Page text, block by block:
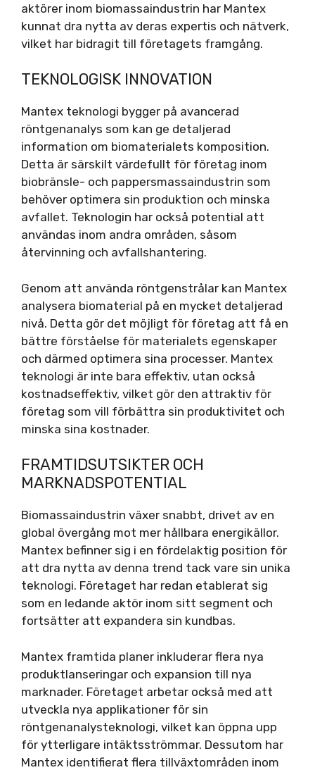
aktörer inom biomassaindustrin har Mantex
kunnat dra nytta av deras expertis och nätverk,
vilket har bidragit till företagets framgång.
TEKNOLOGISK INNOVATION
Mantex teknologi bygger på avancerad
röntgenanalys som kan ge detaljerad
information om biomaterialets komposition.
Detta är särskilt värdefullt för företag inom
biobränsle- och pappersmassaindustrin som
behöver optimera sin produktion och minska
avfallet. Teknologin har också potential att
användas inom andra områden, såsom
återvinning och avfallshantering.
Genom att använda röntgenstrålar kan Mantex
analysera biomaterial på en mycket detaljerad
nivå. Detta gör det möjligt för företag att få en
bättre förståelse för materialets egenskaper
och därmed optimera sina processer. Mantex
teknologi är inte bara effektiv, utan också
kostnadseffektiv, vilket gör den attraktiv för
företag som vill förbättra sin produktivitet och
minska sina kostnader.
FRAMTIDSUTSIKTER OCH
MARKNADSPOTENTIAL
Biomassaindustrin växer snabbt, drivet av en
global övergång mot mer hållbara energikällor.
Mantex befinner sig i en fördelaktig position för
att dra nytta av denna trend tack vare sin unika
teknologi. Företaget har redan etablerat sig
som en ledande aktör inom sitt segment och
fortsätter att expandera sin kundbas.
Mantex framtida planer inkluderar flera nya
produktlanseringar och expansion till nya
marknader. Företaget arbetar också med att
utveckla nya applikationer för sin
röntgenanalysteknologi, vilket kan öppna upp
för ytterligare intäktsströmmar. Dessutom har
Mantex identifierat flera tillväxtområden inom